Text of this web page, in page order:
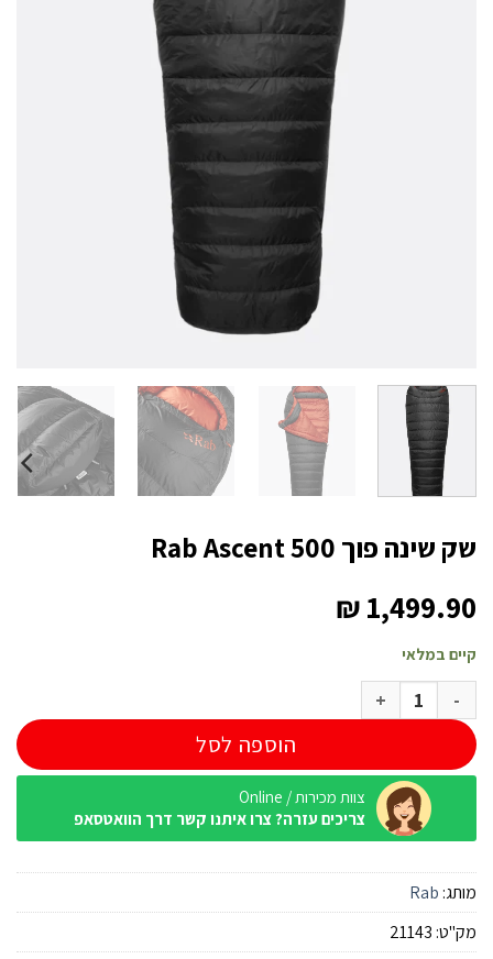
שק שינה פוך Rab Ascent 500
₪1,499.90
קיים במלאי
כמות של שק שינה פוך Rab Ascent 500
הוספה לסל
צוות מכירות / Online
צריכים עזרה? צרו איתנו קשר דרך הוואטסאפ
מותג: Rab
מק"ט: 21143